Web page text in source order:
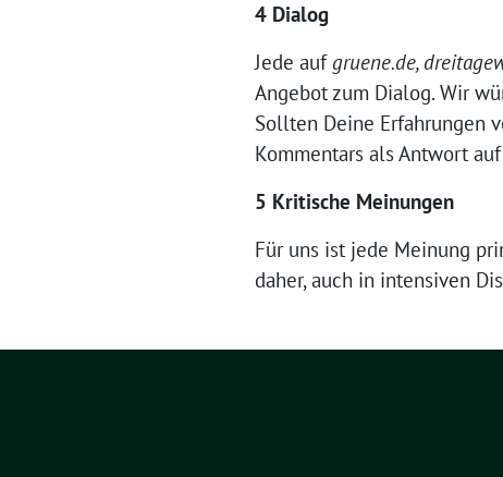
4 Dialog
Jede auf gruene.de,
Angebot zum Dialog. Wir
Sollten Deine Erfahrungen
Kommentars als Antwort
5 Kritische Meinungen
Für uns ist jede Meinung
daher, auch in intensiven